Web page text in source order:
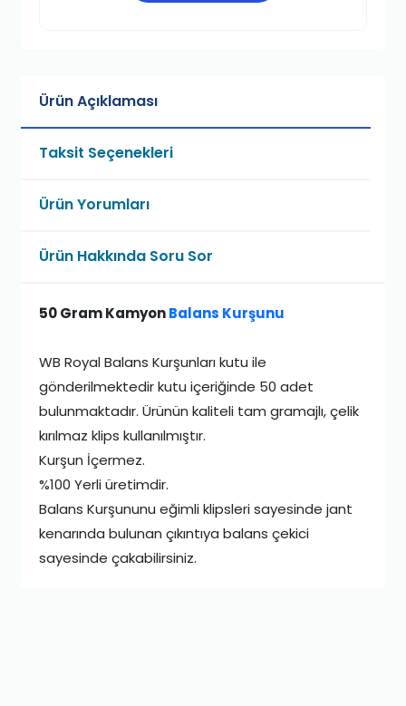
Ürün Açıklaması
Taksit Seçenekleri
Ürün Yorumları
Ürün Hakkında Soru Sor
50 Gram KamyonBalans Kurşunu
WB Royal Balans Kurşunları kutu ile
gönderilmektedir kutu içeriğinde 50 adet
bulunmaktadır. Ürünün kaliteli tam gramajlı, çelik
kırılmaz klips kullanılmıştır.
Kurşun İçermez.
%100 Yerli üretimdir.
Balans Kurşununu eğimli klipsleri sayesinde jant
kenarında bulunan çıkıntıya balans çekici
sayesinde çakabilirsiniz.